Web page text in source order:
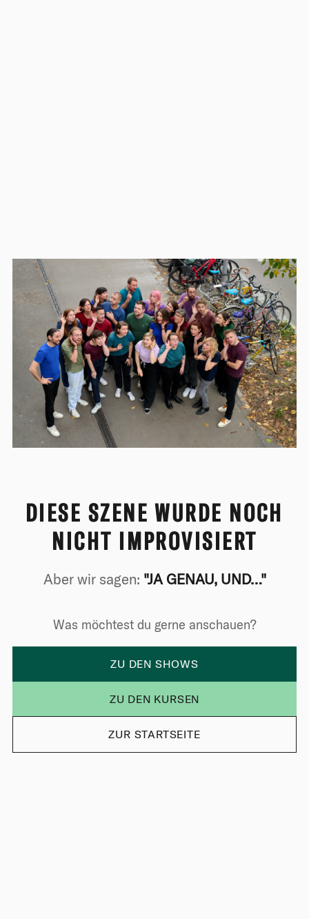
DIESE SZENE WURDE NOCH
NICHT IMPROVISIERT
Aber wir sagen: "JA GENAU, UND…"
Was möchtest du gerne anschauen?
ZU DEN SHOWS
ZU DEN KURSEN
ZUR STARTSEITE